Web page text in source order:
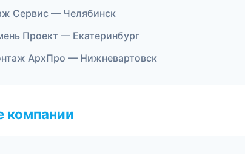
Сервис — Челябинск
Проект — Екатеринбург
АрхПро — Нижневартовск
компании